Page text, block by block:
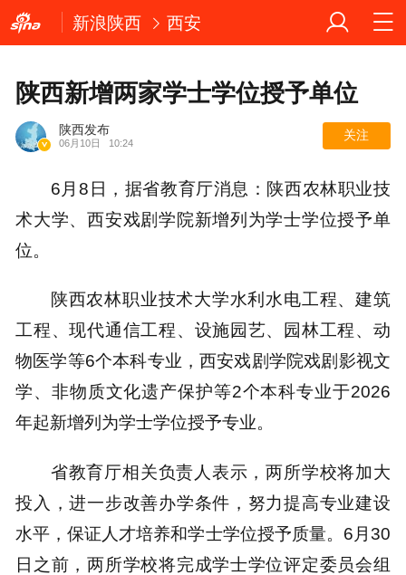
新浪陕西 西安
陕西新增两家学士学位授予单位
陕西发布
06月10日 10:24
关注
6月8日，据省教育厅消息：陕西农林职业技
术大学、西安戏剧学院新增列为学士学位授予单
位。
陕西农林职业技术大学水利水电工程、建筑
工程、现代通信工程、设施园艺、园林工程、动
物医学等6个本科专业，西安戏剧学院戏剧影视文
学、非物质文化遗产保护等2个本科专业于2026
年起新增列为学士学位授予专业。
省教育厅相关负责人表示，两所学校将加大
投入，进一步改善办学条件，努力提高专业建设
水平，保证人才培养和学士学位授予质量。6月30
日之前，两所学校将完成学士学位评定委员会组